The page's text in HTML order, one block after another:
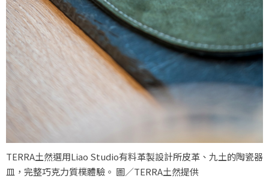
TERRA土然選用Liao Studio有料革製設計所皮革、九土的陶瓷器
皿，完整巧克力質樸體驗。 圖／TERRA土然提供